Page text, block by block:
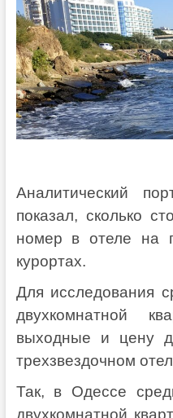
Аналитический
показал, сколько
номер в отеле на
курортах.
Для исследования
двухкомнатной
выходные и цену
трехзвездочном
Так, в Одессе
двухкомнатной